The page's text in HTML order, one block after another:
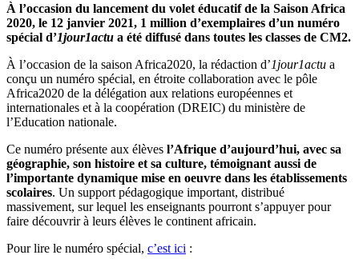
À l’occasion du lancement du volet éducatif de la Saison Africa
2020, le 12 janvier 2021, 1 million d’exemplaires d’un numéro
spécial d’1jour1actu a été diffusé dans toutes les classes de CM2.
À l’occasion de la saison Africa2020, la rédaction d’1jour1actu a
conçu un numéro spécial, en étroite collaboration avec le pôle
Africa2020 de la délégation aux relations européennes et
internationales et à la coopération (DREIC) du ministère de
l’Education nationale.
Ce numéro présente aux élèves l’Afrique d’aujourd’hui, avec sa
géographie, son histoire et sa culture, témoignant aussi de
l’importante dynamique mise en oeuvre dans les établissements
scolaires. Un support pédagogique important, distribué
massivement, sur lequel les enseignants pourront s’appuyer pour
faire découvrir à leurs élèves le continent africain.
Pour lire le numéro spécial, c’est ici :